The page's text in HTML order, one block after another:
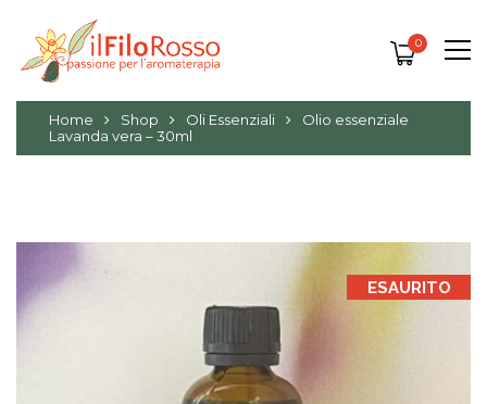
0
Home Shop Oli Essenziali
Olio essenziale
Lavanda vera – 30ml
ESAURITO